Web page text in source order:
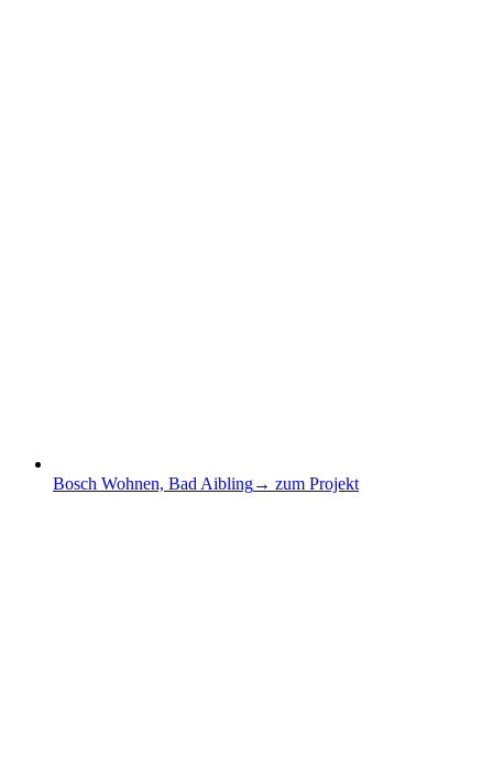
Bosch Wohnen, Bad Aibling→ zum Projekt